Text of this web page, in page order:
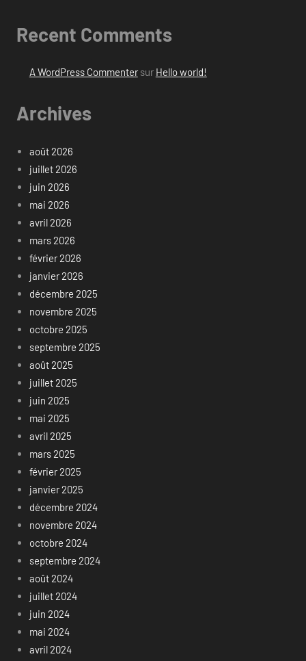
Recent Comments
A WordPress Commentersur Hello world!
Archives
août 2026
juillet 2026
juin 2026
mai 2026
avril 2026
mars 2026
février 2026
janvier 2026
décembre 2025
novembre 2025
octobre 2025
septembre 2025
août 2025
juillet 2025
juin 2025
mai 2025
avril 2025
mars 2025
février 2025
janvier 2025
décembre 2024
novembre 2024
octobre 2024
septembre 2024
août 2024
juillet 2024
juin 2024
mai 2024
avril 2024